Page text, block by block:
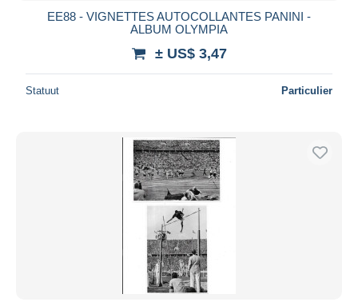
EE88 - VIGNETTES AUTOCOLLANTES PANINI -
ALBUM OLYMPIA
± US$ 3,47
Statuut Particulier